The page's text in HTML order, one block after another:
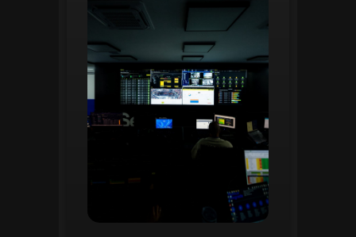
planejadas. Utilizando um videowall
central e sistemas de convergência
informações operacionais,
identificando gargalos, não
conformidades e oportunidades de
melhoria.